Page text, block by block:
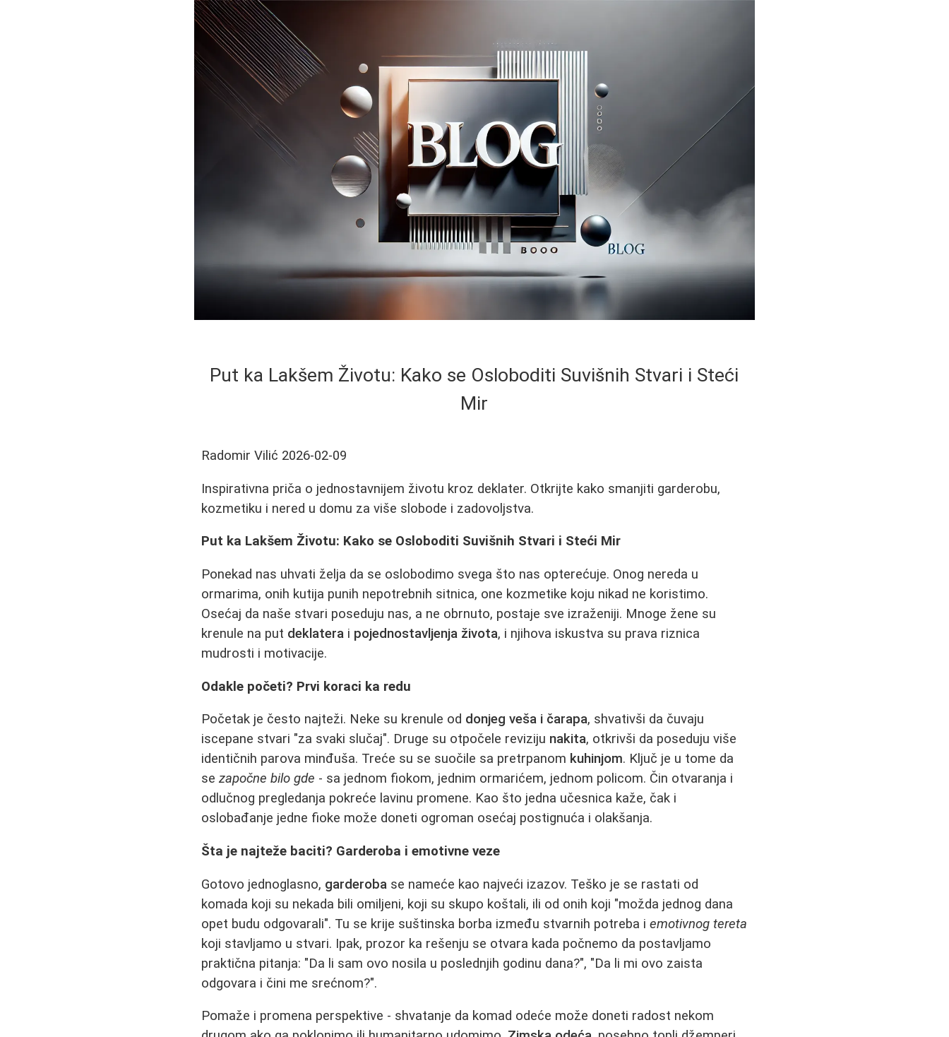
Put ka Lakšem Životu: Kako se Osloboditi Suvišnih Stvari i Steći
Mir
Radomir Vilić 2026-02-09
Inspirativna priča o jednostavnijem životu kroz deklater. Otkrijte kako smanjiti garderobu,
kozmetiku i nered u domu za više slobode i zadovoljstva.
Put ka Lakšem Životu: Kako se Osloboditi Suvišnih Stvari i Steći Mir
Ponekad nas uhvati želja da se oslobodimo svega što nas opterećuje. Onog nereda u
ormarima, onih kutija punih nepotrebnih sitnica, one kozmetike koju nikad ne koristimo.
Osećaj da naše stvari poseduju nas, a ne obrnuto, postaje sve izraženiji. Mnoge žene su
krenule na put deklatera i pojednostavljenja života, i njihova iskustva su prava riznica
mudrosti i motivacije.
Odakle početi? Prvi koraci ka redu
Početak je često najteži. Neke su krenule od donjeg veša i čarapa, shvativši da čuvaju
iscepane stvari "za svaki slučaj". Druge su otpočele reviziju nakita, otkrivši da poseduju više
identičnih parova minđuša. Treće su se suočile sa pretrpanom kuhinjom. Ključ je u tome da
sezapočne bilo gde - sa jednom fiokom, jednim ormarićem, jednom policom. Čin otvaranja i
odlučnog pregledanja pokreće lavinu promene. Kao što jedna učesnica kaže, čak i
oslobađanje jedne fioke može doneti ogroman osećaj postignuća i olakšanja.
Šta je najteže baciti? Garderoba i emotivne veze
Gotovo jednoglasno, garderoba se nameće kao najveći izazov. Teško je se rastati od
komada koji su nekada bili omiljeni, koji su skupo koštali, ili od onih koji "možda jednog dana
opet budu odgovarali". Tu se krije suštinska borba između stvarnih potreba iemotivnog tereta
koji stavljamo u stvari. Ipak, prozor ka rešenju se otvara kada počnemo da postavljamo
praktična pitanja: "Da li sam ovo nosila u poslednjih godinu dana?", "Da li mi ovo zaista
odgovara i čini me srećnom?".
Pomaže i promena perspektive - shvatanje da komad odeće može doneti radost nekom